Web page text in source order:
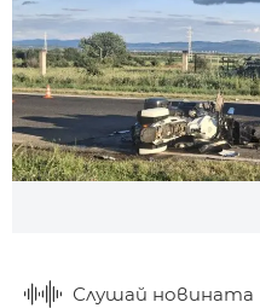
Слушай новината